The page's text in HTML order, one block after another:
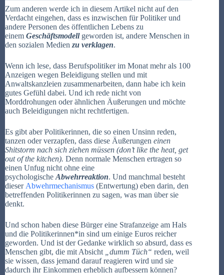
Zum anderen werde ich in diesem Artikel nicht auf den
Verdacht eingehen, dass es inzwischen für Politiker und
andere Personen des öffentlichen Lebens zu
einem Geschäftsmodellgeworden ist, andere Menschen in
den sozialen Medien zu verklagen.
Wenn ich lese, dass Berufspolitiker im Monat mehr als 100
Anzeigen wegen Beleidigung stellen und mit
Anwaltskanzleien zusammenarbeiten, dann habe ich kein
gutes Gefühl dabei. Und ich rede nicht von
Morddrohungen oder ähnlichen Äußerungen und möchte
auch Beleidigungen nicht rechtfertigen.
Es gibt aber Politikerinnen, die so einen Unsinn reden,
tanzen oder verzapfen, dass diese Äußerungen einen
Shitstorm nach sich ziehen müssen (don’t like the heat, get
out of the kitchen). Denn normale Menschen ertragen so
einen Unfug nicht ohne eine
psychologische Abwehrreaktion. Und manchmal besteht
dieser Abwehrmechanismus (Entwertung) eben darin, den
betreffenden Politikerinnen zu sagen, was man über sie
denkt.
Und schon haben diese Bürger eine Strafanzeige am Hals
und die Politikerinnen*in sind um einige Euros reicher
geworden. Und ist der Gedanke wirklich so absurd, dass es
Menschen gibt, die mit Absicht
„dumm Tüch“ reden, weil
sie wissen, dass jemand darauf reagieren wird und sie
dadurch ihr Einkommen erheblich aufbessern können?